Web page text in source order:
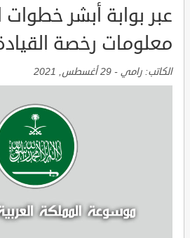
عبر بوابة أبشر
معلومات رخصة القيادة
الكاتب: رامي - 29 أغسطس, 2021